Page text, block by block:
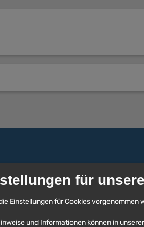
für
Einstellungen für Cookies
und Informationen können in